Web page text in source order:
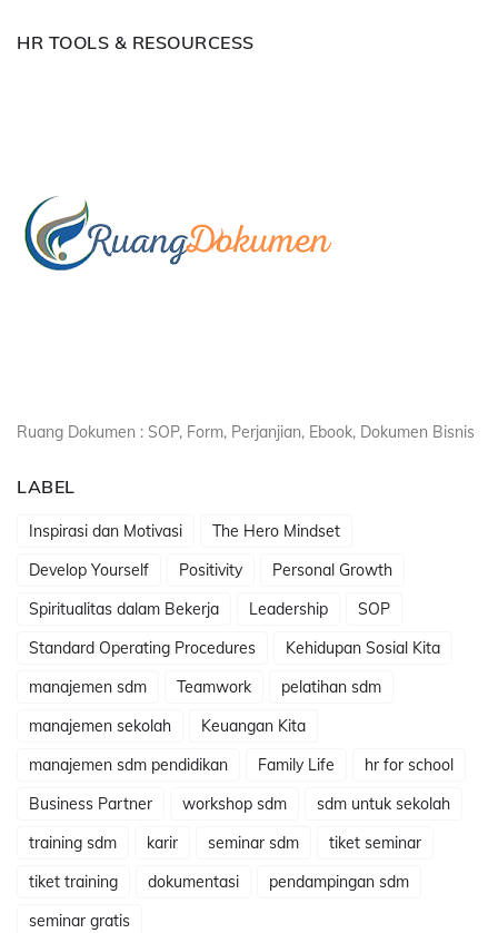
HR TOOLS & RESOURCESS
Ruang Dokumen : SOP, Form, Perjanjian, Ebook, Dokumen Bisnis
LABEL
Inspirasi dan Motivasi
The Hero Mindset
Develop Yourself
Positivity
Personal Growth
Spiritualitas dalam Bekerja
Leadership
SOP
Standard Operating Procedures
Kehidupan Sosial Kita
manajemen sdm
Teamwork
pelatihan sdm
manajemen sekolah
Keuangan Kita
manajemen sdm pendidikan
Family Life
hr for school
Business Partner
workshop sdm
sdm untuk sekolah
training sdm
karir seminar sdm
tiket seminar
tiket training
dokumentasi
pendampingan sdm
seminar gratis